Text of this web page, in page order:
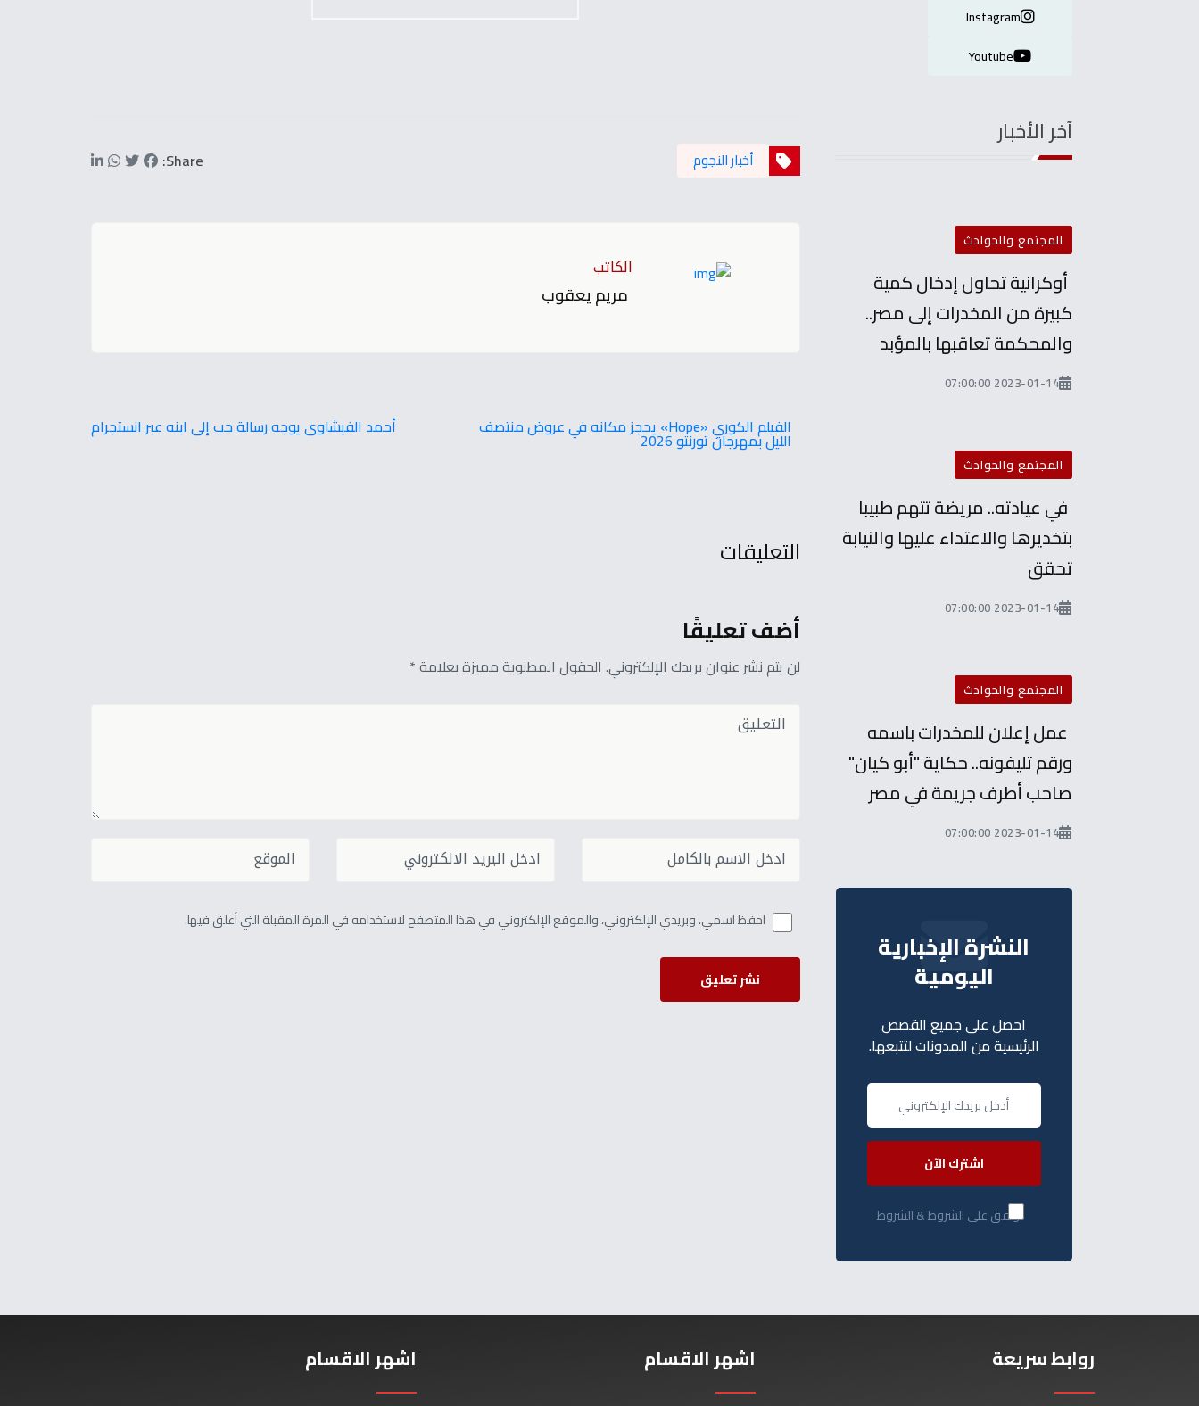
أخبار النجوم Share:
الكاتب
مريم يعقوب
‬الليل‭ ‬بمهرجان‭ ‬تورنتو ‭ ‬2026
أحمد الفيشاوى يوجه رسالة حب إلى ابنه عبر انستجرام
التعليقات
أضف تعليقًا
لن يتم نشر عنوان بريدك الإلكتروني. الحقول المطلوبة مميزة بعلامة *
احفظ اسمي، وبريدي الإلكتروني، والموقع الإلكتروني في هذا المتصفح لاستخدامه في المرة المقبلة التي أعلق فيها.
نشر تعليق
Instagram
Youtube
آخر الأخبار
المجتمع والحوادث
أوكرانية تحاول إدخال كمية
كبيرة من المخدرات إلى مصر..
والمحكمة تعاقبها بالمؤبد
2023-01-14 07:00:00
المجتمع والحوادث
في عيادته.. مريضة تتهم طبيبا
بتخديرها والاعتداء عليها والنيابة
تحقق
2023-01-14 07:00:00
المجتمع والحوادث
عمل إعلان للمخدرات باسمه
ورقم تليفونه.. حكاية "أبو كيان"
صاحب أطرف جريمة في مصر
2023-01-14 07:00:00
النشرة الإخبارية
اليومية
احصل على جميع القصص
الرئيسية من المدونات لتتبعها.
اشترك الآن
أوافق على الشروط & الشروط
روابط سريعة اشهر الاقسام اشهر الاقسام